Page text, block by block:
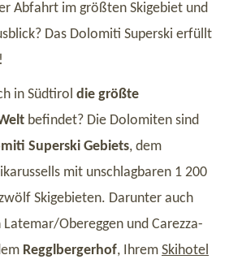
Abfahrt im größten Skigebiet und
Das Dolomiti Superski erfüllt
in Südtirol die größte
befindet? Die Dolomiten sind
Superski Gebiets, dem
mit unschlagbaren 1 200
Skigebieten. Darunter auch
Obereggen und Carezza-
Regglbergerhof, Ihrem Skihotel